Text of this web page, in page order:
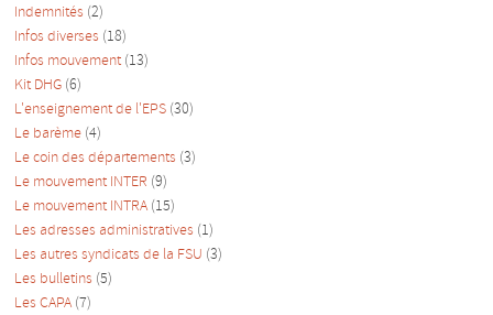
Indemnités (2)
Infos diverses (18)
Infos mouvement (13)
Kit DHG (6)
L'enseignement de l'EPS (30)
Le barème (4)
Le coin des départements (3)
Le mouvement INTER (9)
Le mouvement INTRA (15)
Les adresses administratives (1)
Les autres syndicats de la FSU (3)
Les bulletins (5)
Les CAPA (7)